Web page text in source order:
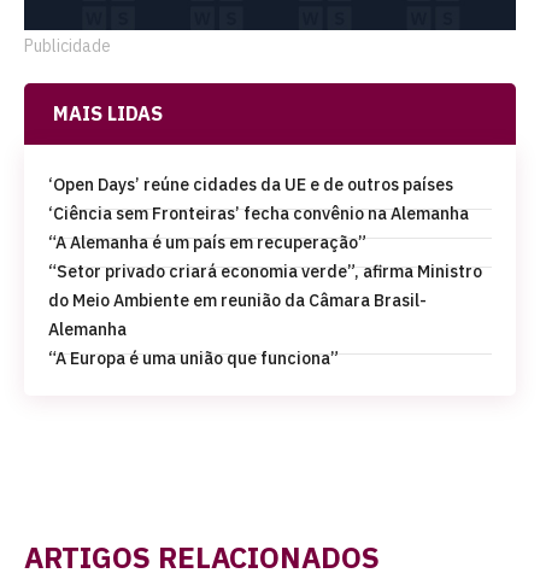
Publicidade
MAIS LIDAS
‘Open Days’ reúne cidades da UE e de outros países
‘Ciência sem Fronteiras’ fecha convênio na Alemanha
“A Alemanha é um país em recuperação”
“Setor privado criará economia verde”, afirma Ministro
do Meio Ambiente em reunião da Câmara Brasil-
Alemanha
“A Europa é uma união que funciona”
ARTIGOS RELACIONADOS